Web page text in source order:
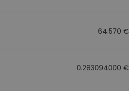
64.570 €
0.283094000 €